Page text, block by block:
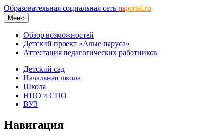
Образовательная социальная сеть nsportal.ru
Меню
Обзор возможностей
Детский проект «Алые паруса»
Аттестация педагогических работников
Детский сад
Начальная школа
Школа
НПО и СПО
ВУЗ
Навигация